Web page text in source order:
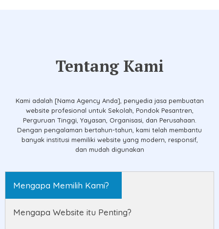
Tentang Kami
Kami adalah [Nama Agency Anda], penyedia jasa pembuatan
website profesional untuk Sekolah, Pondok Pesantren,
Perguruan Tinggi, Yayasan, Organisasi, dan Perusahaan.
Dengan pengalaman bertahun-tahun, kami telah membantu
banyak institusi memiliki website yang modern, responsif,
dan mudah digunakan
Mengapa Memilih Kami?
Mengapa Website itu Penting?